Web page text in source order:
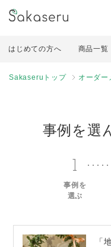
はじめての方へ 商品一覧
Sakaseruトップ オーダー
事例を選
1
事例を
選ぶ
「